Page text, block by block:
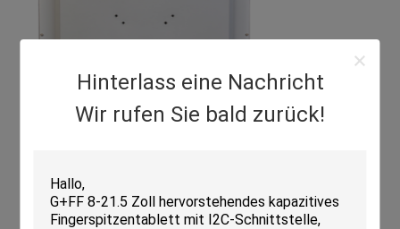
Hinterlass eine Nachricht
Wir rufen Sie bald zurück!